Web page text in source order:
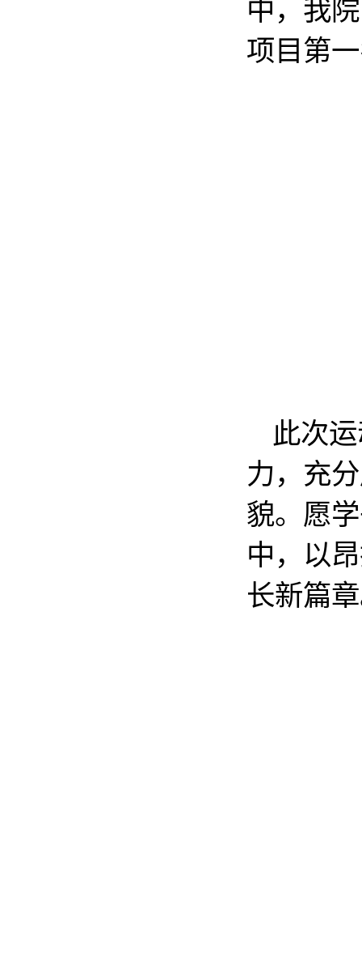
中，我
项目第
此次
力，充
貌。愿
中，以
长新篇